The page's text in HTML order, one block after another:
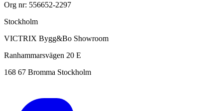
Org nr: 556652-2297
Stockholm
VICTRIX Bygg&Bo Showroom
Ranhammarsvägen 20 E
168 67 Bromma Stockholm